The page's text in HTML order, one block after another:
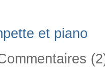
et piano